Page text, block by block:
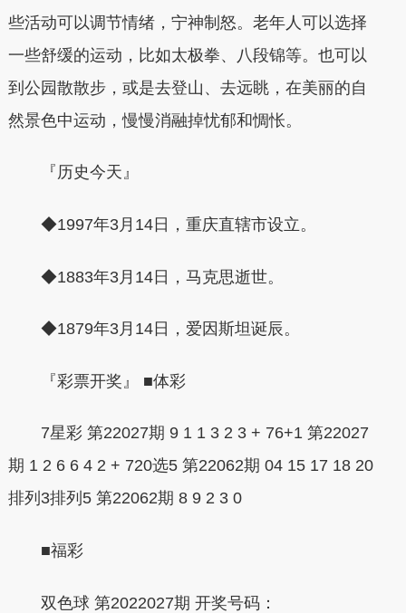
些活动可以调节情绪，宁神制怒。老年人可以选择
一些舒缓的运动，比如太极拳、八段锦等。也可以
到公园散散步，或是去登山、去远眺，在美丽的自
然景色中运动，慢慢消融掉忧郁和惆怅。
『历史今天』
◆1997年3月14日，重庆直辖市设立。
◆1883年3月14日，马克思逝世。
◆1879年3月14日，爱因斯坦诞辰。
『彩票开奖』 ■体彩
7星彩 第22027期 9 1 1 3 2 3 + 76+1 第22027
期 1 2 6 6 4 2 + 720选5 第22062期 04 15 17 18 20
排列3排列5 第22062期 8 9 2 3 0
■福彩
双色球 第2022027期 开奖号码：